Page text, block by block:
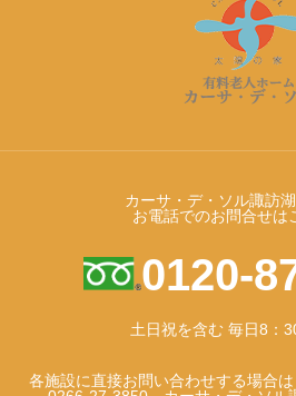
カーサ・デ・ソル諏訪
お電話でのお問合せは
0120-
土日祝を含む 毎日8：
各施設に直接お問い合わせする場合